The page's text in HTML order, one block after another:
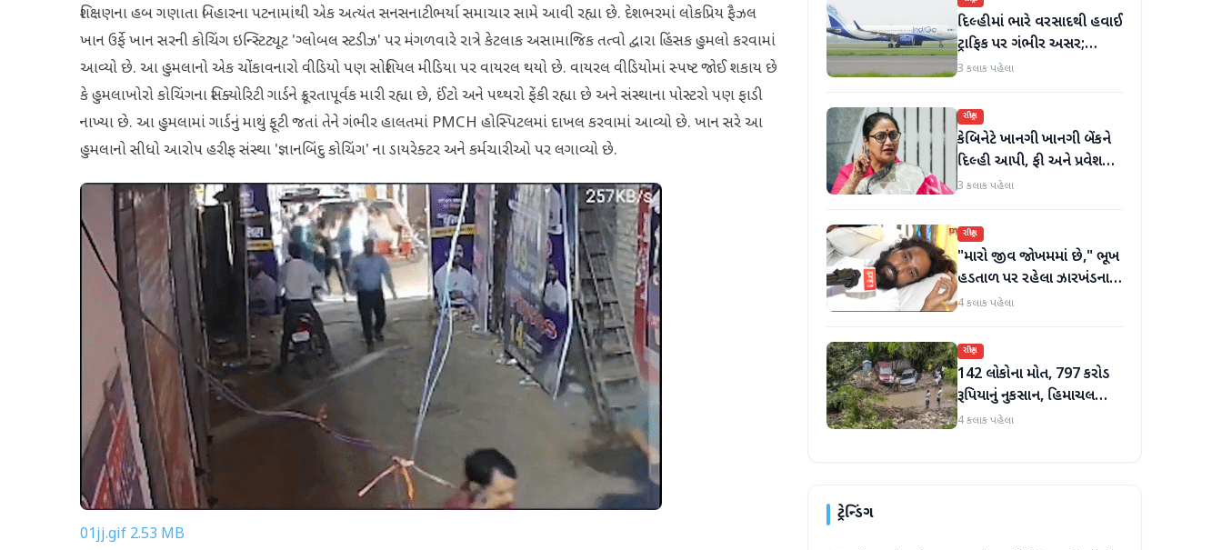
શિક્ષણના હબ ગણાતા બિહારના પટનામાંથી એક અત્યંત સનસનાટીભર્યા સમાચાર સામે આવી રહ્યા છે. દેશભરમાં લોકપ્રિય ફૈઝલ
ખાન ઉર્ફે ખાન સરની કોચિંગ ઇન્સ્ટિટ્યૂટ 'ગ્લોબલ સ્ટડીઝ' પર મંગળવારે રાત્રે કેટલાક અસામાજિક તત્વો દ્વારા હિંસક હુમલો કરવામાં
આવ્યો છે. આ હુમલાનો એક ચોંકાવનારો વીડિયો પણ સોશિયલ મીડિયા પર વાયરલ થયો છે. વાયરલ વીડિયોમાં સ્પષ્ટ જોઈ શકાય છે
કે હુમલાખોરો કોચિંગના સિક્યોરિટી ગાર્ડને ક્રૂરતાપૂર્વક મારી રહ્યા છે, ઈંટો અને પથ્થરો ફેંકી રહ્યા છે અને સંસ્થાના પોસ્ટરો પણ ફાડી
નાખ્યા છે. આ હુમલામાં ગાર્ડનું માથું ફૂટી જતાં તેને ગંભીર હાલતમાં PMCH હોસ્પિટલમાં દાખલ કરવામાં આવ્યો છે. ખાન સરે આ
હુમલાનો સીધો આરોપ હરીફ સંસ્થા 'જ્ઞાનબિંદુ કોચિંગ' ના ડાયરેક્ટર અને કર્મચારીઓ પર લગાવ્યો છે.
01jj.gif 2.53 MB
દિલ્હીમાં ભારે વરસાદથી હવાઈ
ટ્રાફિક પર ગંભીર અસર;
ઈન્ડિગોએ મુસાફરો માટે
3 કલાક પહેલા
રાષ્ટ્રીય
કેબિનેટે ખાનગી ખાનગી બેંકને
દિલ્હી આપી, ફી અને પ્રવેશ
માટે નવા નિયમો વિશે જાણો
3 કલાક પહેલા
રાષ્ટ્રીય
"મારો જીવ જોખમમાં છે," ભૂખ
હડતાળ પર રહેલા ઝારખંડના
વિદ્યાર્થી નેતા દેવેન્દ્ર નાથ
4 કલાક પહેલા
રાષ્ટ્રીય
142 લોકોના મોત, 797 કરોડ
રૂપિયાનું નુકસાન, હિમાચલ
પ્રદેશમાં ભારે ચોમાસાનો સામનો
4 કલાક પહેલા
ટ્રેન્ડિંગ